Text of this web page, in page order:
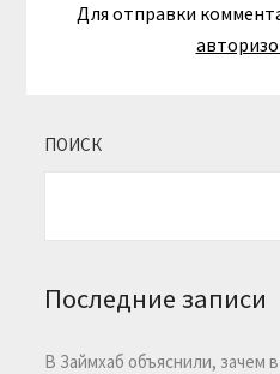
Для отправки
ПОИСК
Последние записи
В Займхаб объяснили, зачем